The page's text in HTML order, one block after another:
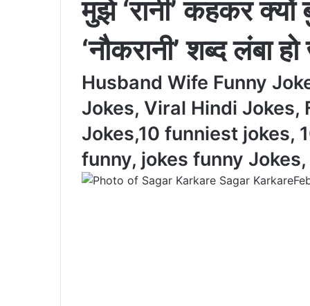
मुझे ‘रानी’ कहकर क्यों
‘नौकरानी’ शब्द लंबा
Husband Wife Funny
Jokes, Viral Hindi Jokes,
Jokes,10 funniest jokes,
funny, jokes funny Jokes,
Sagar Karkare